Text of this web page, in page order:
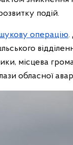
подій.
операцію.
місцева
обласної